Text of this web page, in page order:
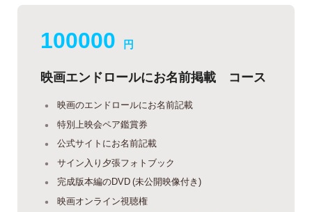
100000 円
映画エンドロールにお名前掲載 コース
映画のエンドロールにお名前記載
特別上映会ペア鑑賞券
公式サイトにお名前記載
サイン入り夕張フォトブック
完成版本編のDVD (未公開映像付き)
映画オンライン視聴権